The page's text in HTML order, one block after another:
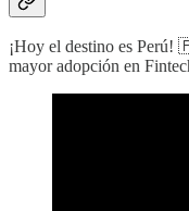
¡Hoy el destino es
mayor adopción en